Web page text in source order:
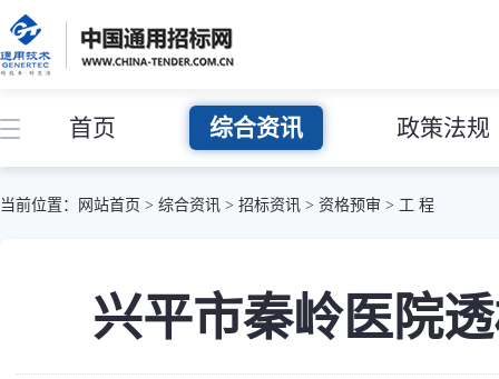
首页 综合资讯 政策法规
当前位置： 网站首页 > 综合资讯 > 招标资讯 > 资格预审 > 工 程
兴平市秦岭医院